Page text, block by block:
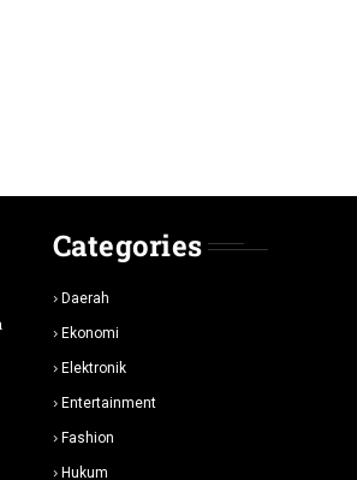
Categories
Daerah
Ekonomi
Elektronik
Entertainment
Fashion
Hukum